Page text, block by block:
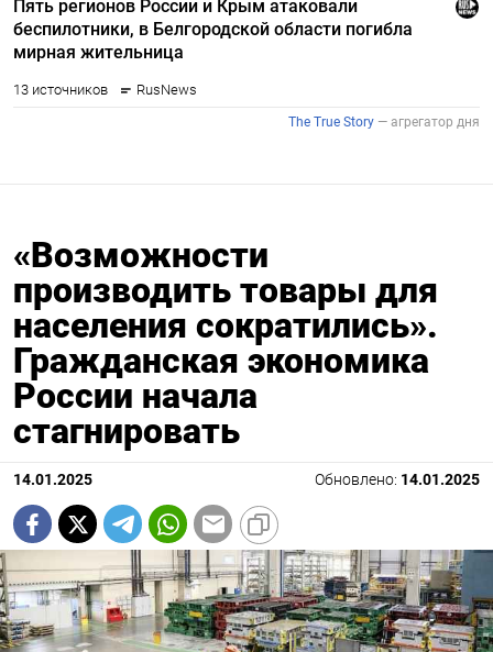
«Возможности
производить товары для
населения сократились».
Гражданская экономика
России начала
стагнировать
14.01.2025 Обновлено: 14.01.2025